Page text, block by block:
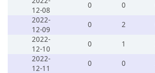
12-08
0 0
2022-
12-09
0 2
2022-
12-10
0 1
2022-
12-11
0 0